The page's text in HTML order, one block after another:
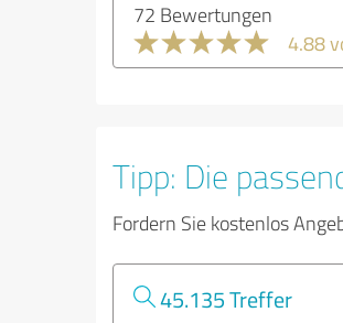
72 Bewertungen
4.88
Tipp: Die
Fordern Sie kostenlos
45.135 Treffer